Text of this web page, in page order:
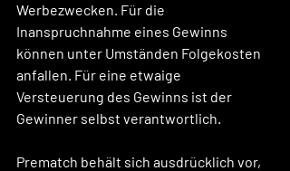
Werbezwecken. Für die
Inanspruchnahme eines Gewinns
können unter Umständen Folgekosten
anfallen. Für eine etwaige
Versteuerung des Gewinns ist der
Gewinner selbst verantwortlich.
Prematch behält sich ausdrücklich vor,